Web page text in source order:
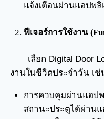
แจ้งเตือนผ่านแอปพลิ
ฟีเจอร์การใช้งาน
เลือก Digital Door
งานในชีวิตประจำวัน เช่
การควบคุมผ่านแอป
สถานะประตูได้ผ่าน